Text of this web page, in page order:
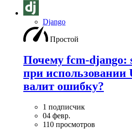
Django
Простой
Почему fcm-django:
при использовании
валит ошибку?
1 подписчик
04 февр.
110 просмотров